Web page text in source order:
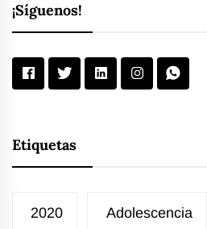
¡Síguenos!
Etiquetas
2020 Adolescencia